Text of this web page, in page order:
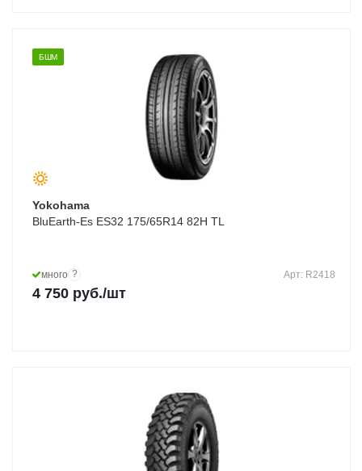
БШМ
Yokohama
BluEarth-Es ES32 175/65R14 82H TL
много ? Арт: R2418
4 750 руб./шт